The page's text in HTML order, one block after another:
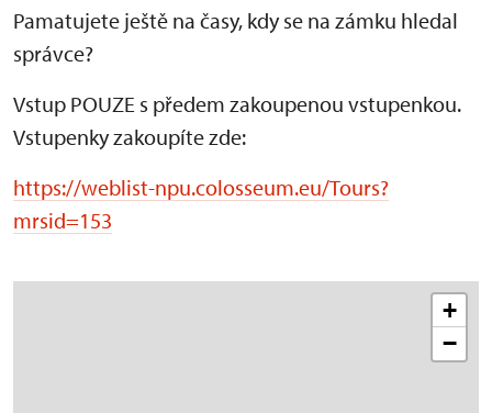
Pamatujete ještě na časy, kdy se na zámku hledal
správce?
Vstup POUZE s předem zakoupenou vstupenkou.
Vstupenky zakoupíte zde:
https://weblist-npu.colosseum.eu/Tours?
mrsid=153
+
−